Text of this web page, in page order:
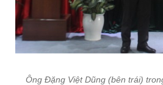
Ông Đặng Việt Dũng (bên trái)